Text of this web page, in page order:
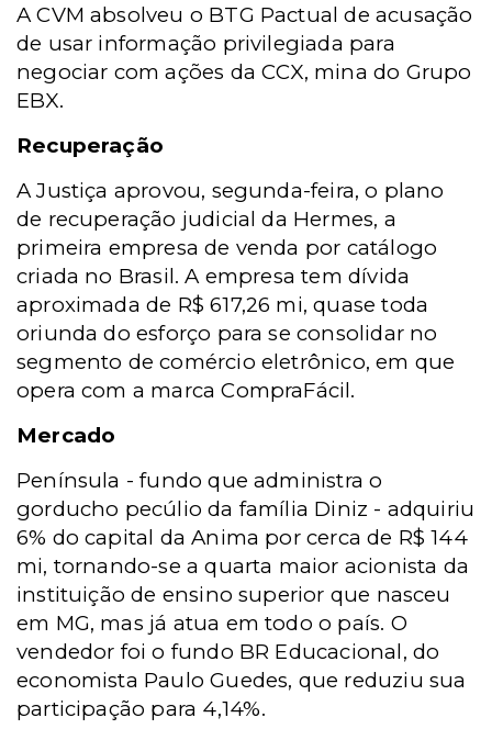
A CVM absolveu o BTG Pactual de acusação
de usar informação privilegiada para
negociar com ações da CCX, mina do Grupo
EBX.
Recuperação
A Justiça aprovou, segunda-feira, o plano
de recuperação judicial da Hermes, a
primeira empresa de venda por catálogo
criada no Brasil. A empresa tem dívida
aproximada de R$ 617,26 mi, quase toda
oriunda do esforço para se consolidar no
segmento de comércio eletrônico, em que
opera com a marca CompraFácil.
Mercado
Península - fundo que administra o
gorducho pecúlio da família Diniz - adquiriu
6% do capital da Anima por cerca de R$ 144
mi, tornando-se a quarta maior acionista da
instituição de ensino superior que nasceu
em MG, mas já atua em todo o país. O
vendedor foi o fundo BR Educacional, do
economista Paulo Guedes, que reduziu sua
participação para 4,14%.